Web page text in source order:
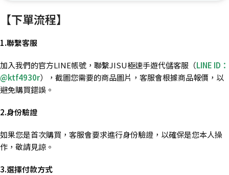
【下單流程】
1.聯繫客服
加入我們的官方LINE帳號，聯繫JISU極速手遊代儲客服（LINE ID：
@ktf4930r），截圖您需要的商品圖片，客服會根據商品報價，以
避免購買錯誤。
2.身份驗證
如果您是首次購買，客服會要求進行身份驗證，以確保是您本人操
作，敬請見諒。
3.選擇付款方式